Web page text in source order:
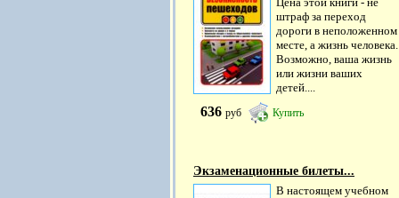
штраф за переход
дороги в неположенном
месте, а жизнь человека.
Возможно, ваша жизнь
или жизни ваших
детей....
636 руб Купить
Экзаменационные билеты...
В настоящем учебном